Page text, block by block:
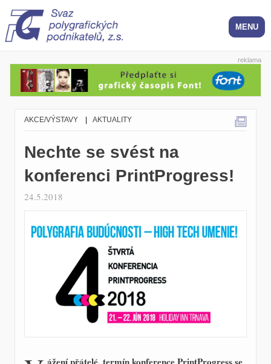
reklama
AKCE/VÝSTAVY AKTUALITY
Nechte se svést na
konferenci PrintProgress!
24.5.2018